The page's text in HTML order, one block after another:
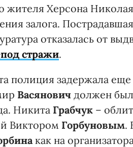
жителя Херсона
залога.
отказалась от
стражи.
полиция задержала
Васянович должен
Никита Грабчук –
Виктором Горбуновым.
как на